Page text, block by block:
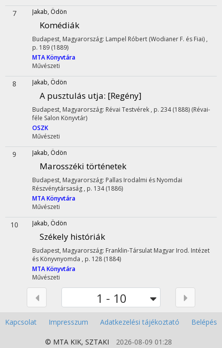
7 Jakab, Ödön
Komédiák
Budapest, Magyarország: Lampel Róbert (Wodianer F. és Fiai) ,
p. 189 (1889)
MTA Könyvtára
Művészeti
8 Jakab, Ödön
A pusztulás utja: [Regény]
Budapest, Magyarország: Révai Testvérek , p. 234 (1888) (Révai-
féle Salon Könyvtár)
OSZK
Művészeti
9 Jakab, Ödön
Marosszéki történetek
Budapest, Magyarország: Pallas Irodalmi és Nyomdai
Részvénytársaság , p. 134 (1886)
MTA Könyvtára
Művészeti
10 Jakab, Ödön
Székely históriák
Budapest, Magyarország: Franklin-Társulat Magyar Irod. Intézet
és Könyvnyomda , p. 128 (1884)
MTA Könyvtára
Művészeti
1 - 10
Kapcsolat Impresszum Adatkezelési tájékoztató Belépés
© MTA KIK, SZTAKI 2026-08-09 01:28